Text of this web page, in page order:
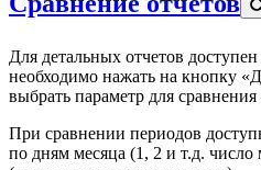
Для детальных отчетов
необходимо нажать на кнопку
выбрать параметр для
При сравнении периодов
по дням месяца (1, 2 и т.д.